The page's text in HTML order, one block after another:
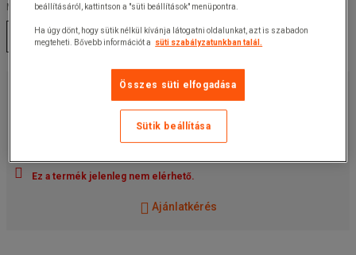
Méret :
M L XL XXL 3XL 4XL
12 390,00 Ft+ÁFA
Ez a termék jelenleg nem elérhető.
Ajánlatkérés
beállításáról, kattintson a "süti beállítások" menüpontra.
Ha úgy dönt, hogy sütik nélkül kívánja látogatni oldalunkat, azt is szabadon
megteheti. Bővebb információt a
süti szabályzatunkban talál.
Összes süti elfogadása
Sütik beállítása